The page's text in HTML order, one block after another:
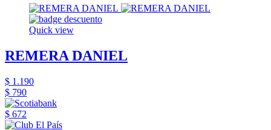
Quick view
REMERA DANIEL
$ 1.190
$ 790
$ 672